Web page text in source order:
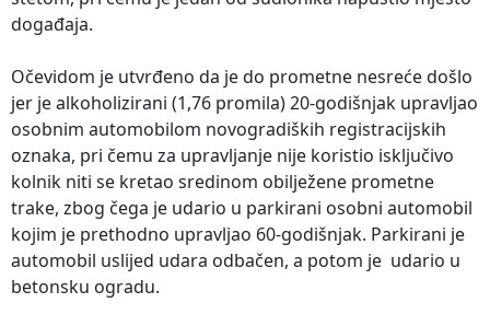
događaja.
Očevidom je utvrđeno da je do prometne nesreće došlo
jer je alkoholizirani (1,76 promila) 20-godišnjak upravljao
osobnim automobilom novogradiških registracijskih
oznaka, pri čemu za upravljanje nije koristio isključivo
kolnik niti se kretao sredinom obilježene prometne
trake, zbog čega je udario u parkirani osobni automobil
kojim je prethodno upravljao 60-godišnjak. Parkirani je
automobil uslijed udara odbačen, a potom je udario u
betonsku ogradu.